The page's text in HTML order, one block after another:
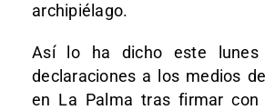
archipiélago.
Así lo ha dicho este lunes
declaraciones a los medios
en La Palma tras firmar